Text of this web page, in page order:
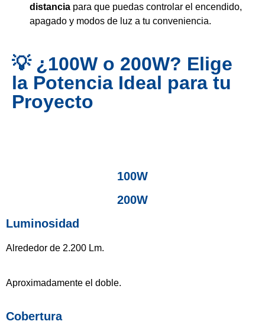
distancia para que puedas controlar el encendido,
apagado y modos de luz a tu conveniencia.
💡 ¿100W o 200W? Elige
la Potencia Ideal para tu
Proyecto
100W
200W
Luminosidad
Alrededor de 2.200 Lm.
Aproximadamente el doble.
Cobertura